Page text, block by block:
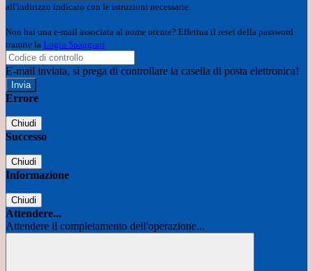
all'indirizzo indicato con le istruzioni necessarie.
Non hai una e-mail associata al nome utente? Effettua il reset della password
tramite la Login Spaggiari
E-mail inviata, si prega di controllare la casella di posta elettronica!
Errore
Chiudi
Successo
Chiudi
Informazione
Chiudi
Attendere...
Attendere il completamento dell'operazione...